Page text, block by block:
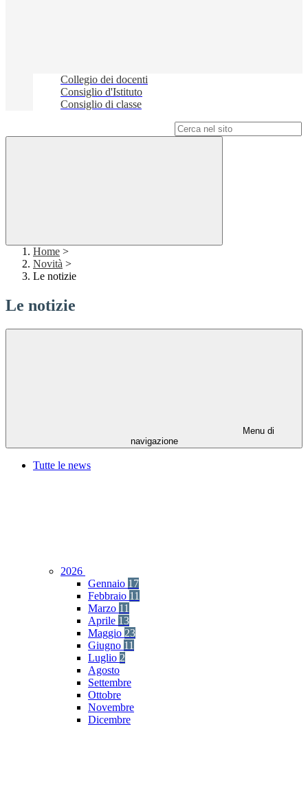
Collegio dei docenti
Consiglio d'Istituto
Consiglio di classe
Home >
Novità >
Le notizie
Le notizie
Menu di
navigazione
Tutte le news
2026
Gennaio 17
Febbraio 11
Marzo 11
Aprile 13
Maggio 23
Giugno 11
Luglio 2
Agosto
Settembre
Ottobre
Novembre
Dicembre